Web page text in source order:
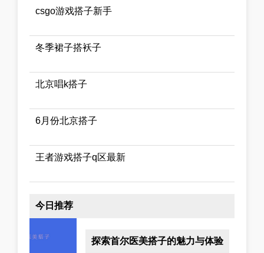
csgo游戏搭子新手
冬季裙子搭袄子
北京唱k搭子
6月份北京搭子
王者游戏搭子q区最新
今日推荐
探索首尔医美搭子的魅力与体验